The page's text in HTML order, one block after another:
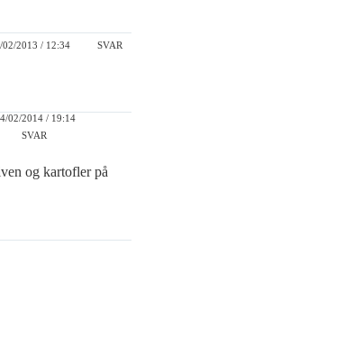
02/2013 / 12:34 SVAR
02/2014 / 19:14
SVAR
og kartofler på